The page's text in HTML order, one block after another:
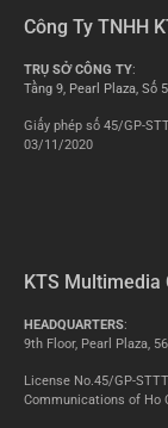
Công Ty TNHH
TRỤ SỞ CÔNG TY:
Tầng 9, Pearl Plaza, Số
Giấy phép số 45/GP-
03/11/2020
KTS Multimedia
HEADQUARTERS:
9th Floor, Pearl Plaza,
License No.45/GP-
Communications of Ho